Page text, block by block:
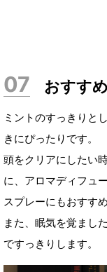
おすす
ミントのすっきりと
きにぴったりです。
頭をクリアにしたい
に、アロマディフュ
スプレーにもおすすめ
また、眠気を覚まし
ですっきりします。